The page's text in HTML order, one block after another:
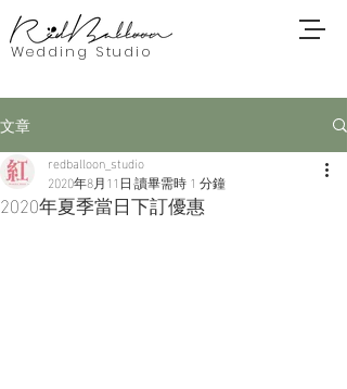
Wedding Studio
文章
2020年夏季當日下訂優惠
redballoon_studio
2020年8月11日讀畢需時 1 分鐘